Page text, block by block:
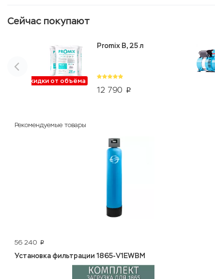
Сейчас покупают
Скидки от объёма
12 790 p
Promix B, 25 л
Рекомендуемые товары
56 240 p
Установка фильтрации 1865-V1EWBM